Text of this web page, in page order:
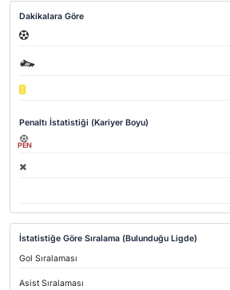
Dakikalara Göre
Penaltı İstatistiği (Kariyer Boyu)
PEN
İstatistiğe Göre Sıralama (Bulunduğu Ligde)
Gol Sıralaması
Asist Sıralaması